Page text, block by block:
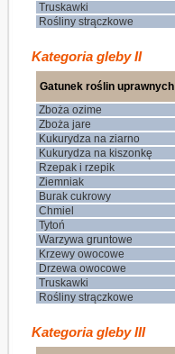
Truskawki
Rośliny strączkowe
Kategoria gleby II
Gatunek roślin uprawnych
Zboża ozime
Zboża jare
Kukurydza na ziarno
Kukurydza na kiszonkę
Rzepak i rzepik
Ziemniak
Burak cukrowy
Chmiel
Tytoń
Warzywa gruntowe
Krzewy owocowe
Drzewa owocowe
Truskawki
Rośliny strączkowe
Kategoria gleby III